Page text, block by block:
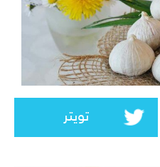
تويتر